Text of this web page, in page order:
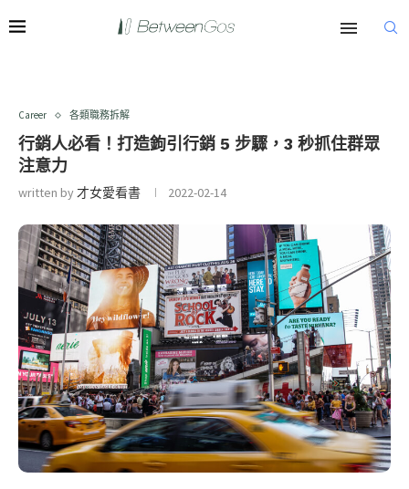
Career 各類職務拆解
行銷人必看！打造鉤引行銷 5 步驟，3 秒抓住群眾
注意力
written by才女愛看書 2022-02-14